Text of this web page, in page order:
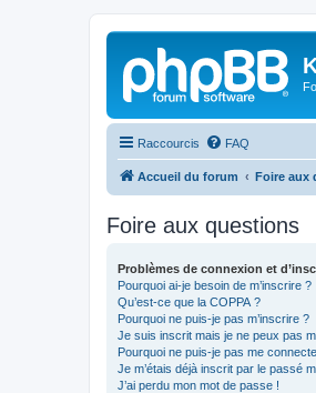
Raccourcis FAQ
Accueil du forum Foire aux
Foire aux questions
Problèmes de connexion et
Pourquoi ai-je besoin de m’inscrire ?
Qu’est-ce que la COPPA ?
Pourquoi ne puis-je pas m’inscrire ?
Je suis inscrit mais je ne peux pas
Pourquoi ne puis-je pas me
Je m’étais déjà inscrit par le passé
J’ai perdu mon mot de passe !